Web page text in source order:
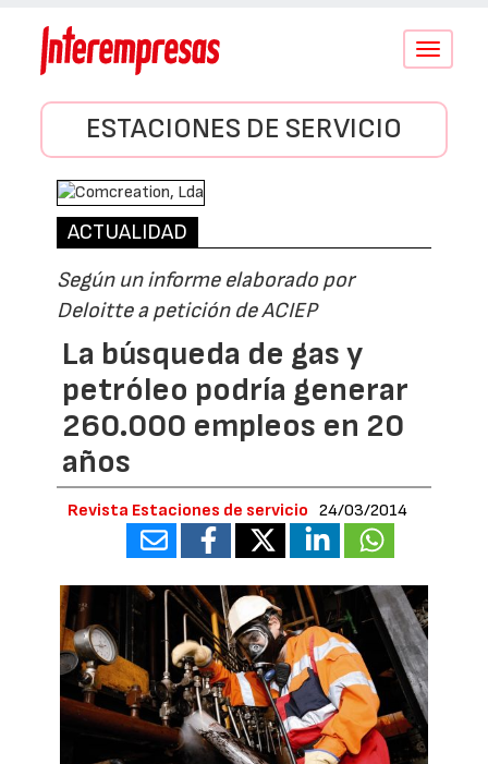
Conmutar
ESTACIONES DE SERVICIO
ACTUALIDAD
Según un informe elaborado por
Deloitte a petición de ACIEP
La búsqueda de gas y
petróleo podría generar
260.000 empleos en 20
años
Revista Estaciones de servicio 24/03/2014